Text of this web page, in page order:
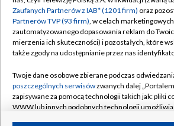
Emisja w TVP
Centrum informacji TVP
Naziemna Telewizja Cyfrowa
Rada Programowa
System NOS
Informacje o nadawcy
Polityka
Moje zgody
Pomoc
Kontakt
Zaufanych Partnerów z IAB* (1201 firm) oraz
Partnerów TVP (93 firm), w celach
zautomatyzowanego dopasowania reklam do
mierzenia ich skuteczności) i pozostałych, które
także zgody na udostępnianie przez nas
Twoje dane osobowe zbierane podczas
poszczególnych serwisówzwanych dalej
zapisywane za pomocą technologii takich jak: pliki
WWW lub innych podobnych technologii